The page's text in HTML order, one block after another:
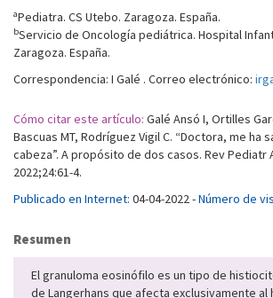
aPediatra. CS Utebo. Zaragoza. España.
bServicio de Oncología pediátrica. Hospital
Zaragoza. España.
Correspondencia: I Galé . Correo electrónico:
Cómo citar este artículo: Galé Ansó I, Ortilles
Bascuas MT, Rodríguez Vigil C. “Doctora, me ha
cabeza”. A propósito de dos casos. Rev Pediatr
2022;24:61-4.
Publicado en Internet: 04-04-2022 -Número de
Resumen
El granuloma eosinófilo es un tipo de
de Langerhans que afecta exclusivamente al